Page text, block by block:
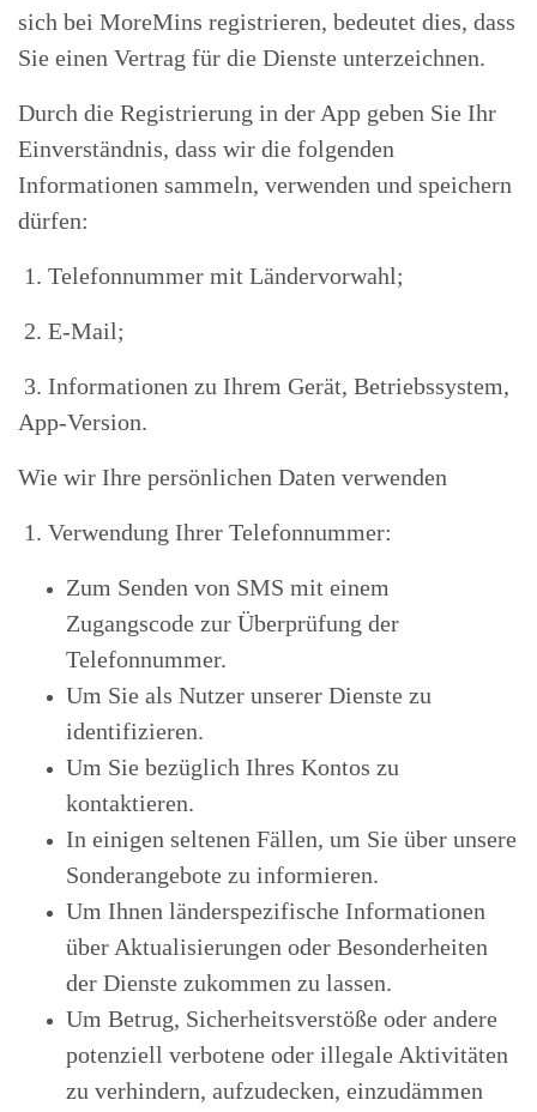
sich bei MoreMins registrieren, bedeutet dies, dass
Sie einen Vertrag für die Dienste unterzeichnen.
Durch die Registrierung in der App geben Sie Ihr
Einverständnis, dass wir die folgenden
Informationen sammeln, verwenden und speichern
dürfen:
1. Telefonnummer mit Ländervorwahl;
2. E-Mail;
3. Informationen zu Ihrem Gerät, Betriebssystem,
App-Version.
Wie wir Ihre persönlichen Daten verwenden
1. Verwendung Ihrer Telefonnummer:
Zum Senden von SMS mit einem
Zugangscode zur Überprüfung der
Telefonnummer.
Um Sie als Nutzer unserer Dienste zu
identifizieren.
Um Sie bezüglich Ihres Kontos zu
kontaktieren.
In einigen seltenen Fällen, um Sie über unsere
Sonderangebote zu informieren.
Um Ihnen länderspezifische Informationen
über Aktualisierungen oder Besonderheiten
der Dienste zukommen zu lassen.
Um Betrug, Sicherheitsverstöße oder andere
potenziell verbotene oder illegale Aktivitäten
zu verhindern, aufzudecken, einzudämmen